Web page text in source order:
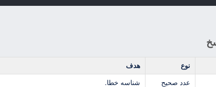
نوع هدف
عدد صحیح
شناسه خطا.